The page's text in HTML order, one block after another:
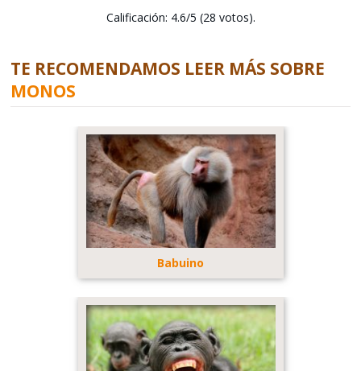
Calificación: 4.6/5 (28 votos).
TE RECOMENDAMOS LEER MÁS SOBRE
MONOS
Babuino